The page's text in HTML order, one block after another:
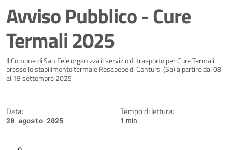
Avviso Pubblico - Cure
Termali 2025
Dettagli della notizia
Il Comune di San Fele organizza il servizio di trasporto per Cure Termali
presso lo stabilimento termale Rosapepe di Contursi (Sa) a partire dal 08
al 19 settembre 2025
Data:
20 agosto 2025
Tempo di lettura:
1 min